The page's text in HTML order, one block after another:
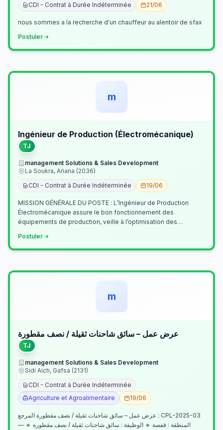
CDI - Contrat à Durée Indéterminée
21/06
nous sommes a la recherche d'un chauffeur au alentoir de sfax
Postuler
m
Ingénieur de Production (Électromécanique)
TJ
management Solutions & Sales Development
La Soukra, Ariana (2036)
CDI - Contrat à Durée Indéterminée
19/06
MISSION GÉNÉRALE DU POSTE : L’Ingénieur de Production
Électromécanique assure le bon fonctionnement des
équipements de production, veille à l’optimisation des
Postuler
m
عرض عمل – سائق شاحنات ثقيلة / نصف مقطورة
TJ
management Solutions & Sales Development
Sidi Aich, Gafsa (2131)
CDI - Contrat à Durée Indéterminée
Agriculture et Agroalimentaire
19/06
عرض عمل – سائق شاحنات ثقيلة / نصف مقطورة المرجع : CPL-2025-03
— المنطقة : قفصة 🔹 الوظيفة : سائق شاحنات ثقيلة / نصف مقطورة 🔹